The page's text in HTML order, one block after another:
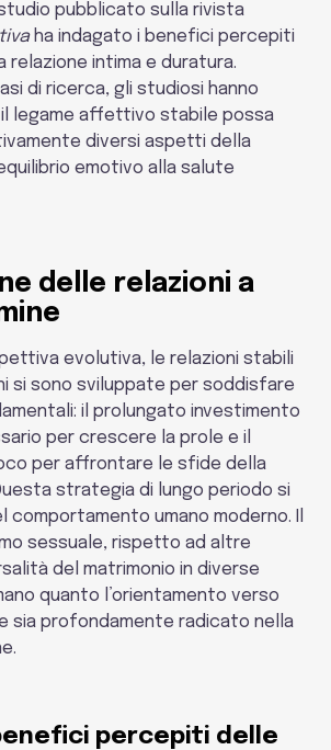
studio pubblicato sulla rivista
ha indagato i benefici percepiti
relazione intima e duratura.
di ricerca, gli studiosi hanno
legame affettivo stabile possa
diversi aspetti della
emotivo alla salute
delle relazioni a
evolutiva, le relazioni stabili
si sono sviluppate per soddisfare
il prolungato investimento
per crescere la prole e il
per affrontare le sfide della
strategia di lungo periodo si
umano moderno. Il
sessuale, rispetto ad altre
del matrimonio in diverse
quanto l’orientamento verso
sia profondamente radicato nella
percepiti delle